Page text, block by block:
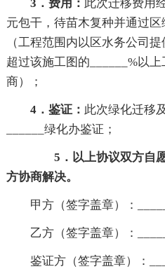
3．费用： 此次迁移费用
元包干，待苗木复种并通过区
（工程范围内以区水务公司
超过该施工图的______%以
商）；
4．鉴证： 此次绿化迁移
______绿化办鉴证；
5．以上协议双方自
方协商解决。
甲方（签字盖章）：
乙方（签字盖章）：
鉴证方（签字盖章）：